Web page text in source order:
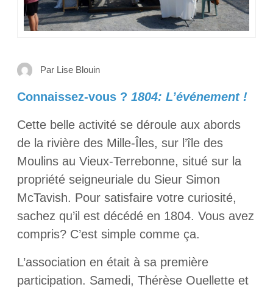
Par Lise Blouin
Connaissez-vous ? 1804: L’événement !
Cette belle activité se déroule aux abords
de la rivière des Mille-Îles, sur l’île des
Moulins au Vieux-Terrebonne, situé sur la
propriété seigneuriale du Sieur Simon
McTavish. Pour satisfaire votre curiosité,
sachez qu’il est décédé en 1804. Vous avez
compris? C’est simple comme ça.
L’association en était à sa première
participation. Samedi, Thérèse Ouellette et